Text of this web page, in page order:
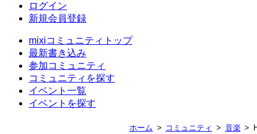
ログイン
新規会員登録
mixiコミュニティトップ
最新書き込み
参加コミュニティ
コミュニティを探す
イベント一覧
イベントを探す
ホーム コミュニティ 音楽